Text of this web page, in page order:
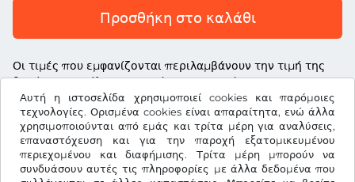
Αυτή η ιστοσελίδα χρησιμοποιεί cookies και παρόμοιες
τεχνολογίες. Ορισμένα cookies είναι απαραίτητα, ενώ άλλα
χρησιμοποιούνται από εμάς και τρίτα μέρη για αναλύσεις,
επαναστόχευση και για την παροχή εξατομικευμένου
περιεχομένου και διαφήμισης. Τρίτα μέρη μπορούν να
συνδυάσουν αυτές τις πληροφορίες με άλλα δεδομένα που
Προσθήκη στο καλάθι
Οι τιμές που εμφανίζονται περιλαμβάνουν την τιμή της
βινιέτας, το τέλος υπηρεσίας και τον νόμιμο ΦΠΑ
€EUR